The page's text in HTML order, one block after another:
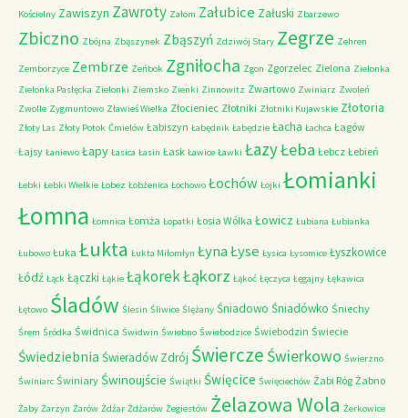
Kościelny Zawiszyn Zawroty Załom Załubice Załuski Zbarzewo
Zbiczno Zbójna Zbąszynek Zbąszyń Zdziwój Stary Zegrze Zehren
Zemborzyce Zembrze Zeńbok Zgniłocha Zgon Zgorzelec Zielona Zielonka
Zielonka Pasłęcka Zielonki Ziemsko Zienki Zinnowitz Zwartowo Zwiniarz Zwoleń
Zwolle Zygmuntowo Zławieś Wielka Złocieniec Złotniki Złotniki Kujawskie Złotoria
Złoty Las Złoty Potok Ćmielów Łabiszyn Łabędnik Łabędzie Łacha Łachca Łagów
Łajsy Łaniewo Łapy Łasica Łasin Łask Ławice Ławki ŁazyŁeba Łebcz Łebień
Łebki Łebki Wielkie Łobez Łobżenica Łochowo Łochów Łojki Łomianki
Łomna Łomnica Łomża Łopatki Łosia Wólka Łowicz Łubiana Łubianka
Łubowo Łuka Łukta Łukta Miłomłyn ŁynaŁyse Łysica Łysomice Łyszkowice
Łódź Łąck Łączki Łąkie ŁąkorekŁąkorz Łąkoć Łęczyca Łęgajny Łękawica
Łętowo Śladów Ślesin Śliwice Ślężany Śniadowo Śniadówko Śniechy
Śrem Śródka Świdnica Świdwin Świebno Świebodzice Świebodzin Świecie
Świedziebnia Świeradów Zdrój Świercze Świerkowo Świerzno
Świniarc Świniary Świnoujście Świątki Święcice Święciechów Żabi Róg Żabno
Żaby Żarzyn Żarów Żdżar Żdżarów Żegiestów Żelazowa Wola Żerkowice